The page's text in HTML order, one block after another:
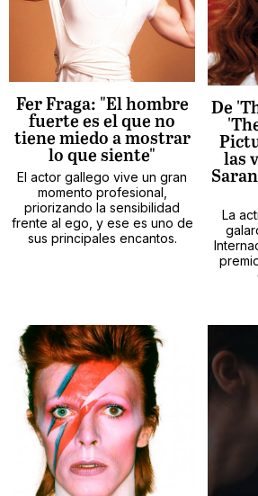
Fer Fraga: "El hombre
fuerte es el que no
tiene miedo a mostrar
lo que siente"
El actor gallego vive un gran
momento profesional,
priorizando la sensibilidad
frente al ego, y ese es uno de
sus principales encantos.
De
las
La